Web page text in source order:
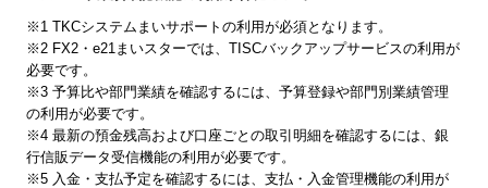
※1 TKCシステムまいサポートの利用が必須となります。
※2 FX2・e21まいスターでは、TISCバックアップサービスの利用が
必要です。
※3 予算比や部門業績を確認するには、予算登録や部門別業績管理
の利用が必要です。
※4 最新の預金残高および口座ごとの取引明細を確認するには、銀
行信販データ受信機能の利用が必要です。
※5 入金・支払予定を確認するには、支払・入金管理機能の利用が